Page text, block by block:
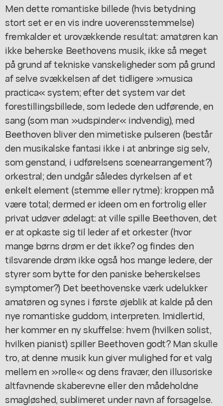
Men dette romantiske billede (hvis betydning
stort set er en vis indre uoverensstemmelse)
fremkalder et urovækkende resultat: amatøren kan
ikke beherske Beethovens musik, ikke så meget
på grund af tekniske vanskeligheder som på grund
af selve svækkelsen af det tidligere »musica
practica« system; efter det system var det
forestillingsbillede, som ledede den udførende, en
sang (som man »udspinder« indvendig), med
Beethoven bliver den mimetiske pulseren (består
den musikalske fantasi ikke i at anbringe sig selv,
som genstand, i udførelsens scenearrangement?)
orkestral; den undgår således dyrkelsen af et
enkelt element (stemme eller rytme): kroppen må
være total; dermed er ideen om en fortrolig eller
privat udøver ødelagt: at ville spille Beethoven, det
er at opkaste sig til leder af et orkester (hvor
mange børns drøm er det ikke? og findes den
tilsvarende drøm ikke også hos mange ledere, der
styrer som bytte for den paniske beherskelses
symptomer?) Det beethovenske værk udelukker
amatøren og synes i første øjeblik at kalde på den
nye romantiske guddom, interpreten. Imidlertid,
her kommer en ny skuffelse: hvem (hvilken solist,
hvilken pianist) spiller Beethoven godt? Man skulle
tro, at denne musik kun giver mulighed for et valg
mellem en »rolle« og dens fravær, den illusoriske
altfavnende skaberevne eller den mådeholdne
smagløshed, sublimeret under navn af forsagelse.